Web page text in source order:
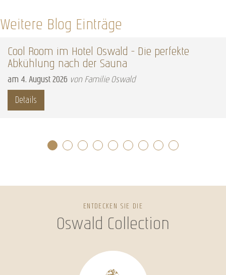
Weitere Blog Einträge
Cool Room im Hotel Oswald – Die perfekte
Abkühlung nach der Sauna
am 4. August 2026 von Familie Oswald
Details
ENTDECKEN SIE DIE
Oswald Collection